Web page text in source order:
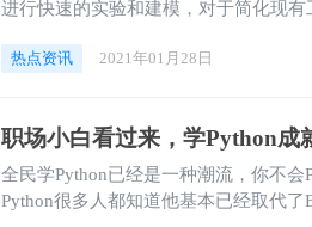
进行快速的实验和建模，对于简化现
热点资讯 2021年01月28日
职场小白看过来，学Python成
全民学Python已经是一种潮流，你不会
Python很多人都知道他基本已经取代